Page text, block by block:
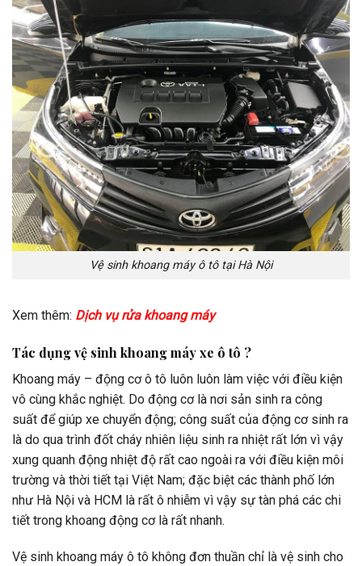
Vệ sinh khoang máy ô tô tại Hà Nội
Xem thêm: Dịch vụ rửa khoang máy
Tác dụng vệ sinh khoang máy xe ô tô ?
Khoang máy – động cơ ô tô luôn luôn làm việc với điều kiện
vô cùng khắc nghiệt. Do động cơ là nơi sản sinh ra công
suất để giúp xe chuyển động; công suất của động cơ sinh ra
là do qua trình đốt cháy nhiên liệu sinh ra nhiệt rất lớn vì vậy
xung quanh động nhiệt độ rất cao ngoài ra với điều kiện môi
trường và thời tiết tại Việt Nam; đặc biệt các thành phố lớn
như Hà Nội và HCM là rất ô nhiễm vì vậy sự tàn phá các chi
tiết trong khoang động cơ là rất nhanh.
Vệ sinh khoang máy ô tô không đơn thuần chỉ là vệ sinh cho